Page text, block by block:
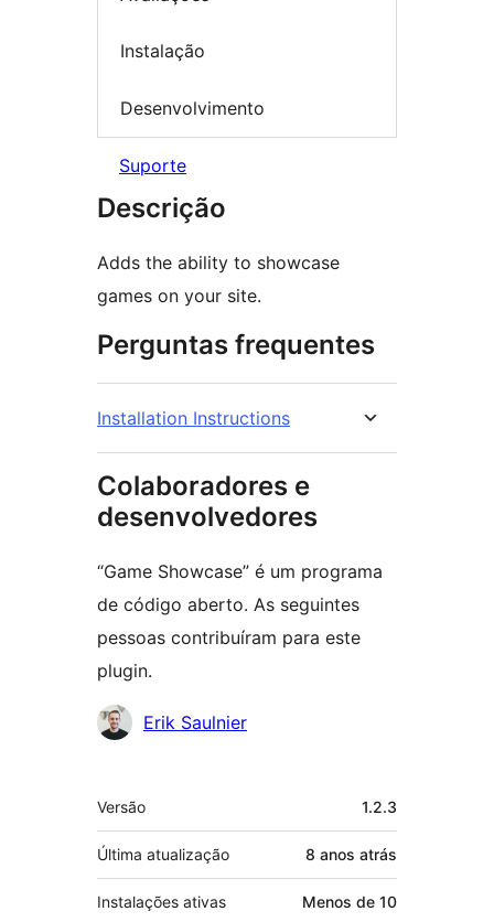
Instalação
Desenvolvimento
Suporte
Descrição
Adds the ability to showcase
games on your site.
Perguntas frequentes
Installation Instructions
Colaboradores e
desenvolvedores
“Game Showcase” é um programa
de código aberto. As seguintes
pessoas contribuíram para este
plugin.
Colaboradores
Erik Saulnier
Meta
Versão 1.2.3
Última atualização 8 anos atrás
Instalações ativas Menos de 10